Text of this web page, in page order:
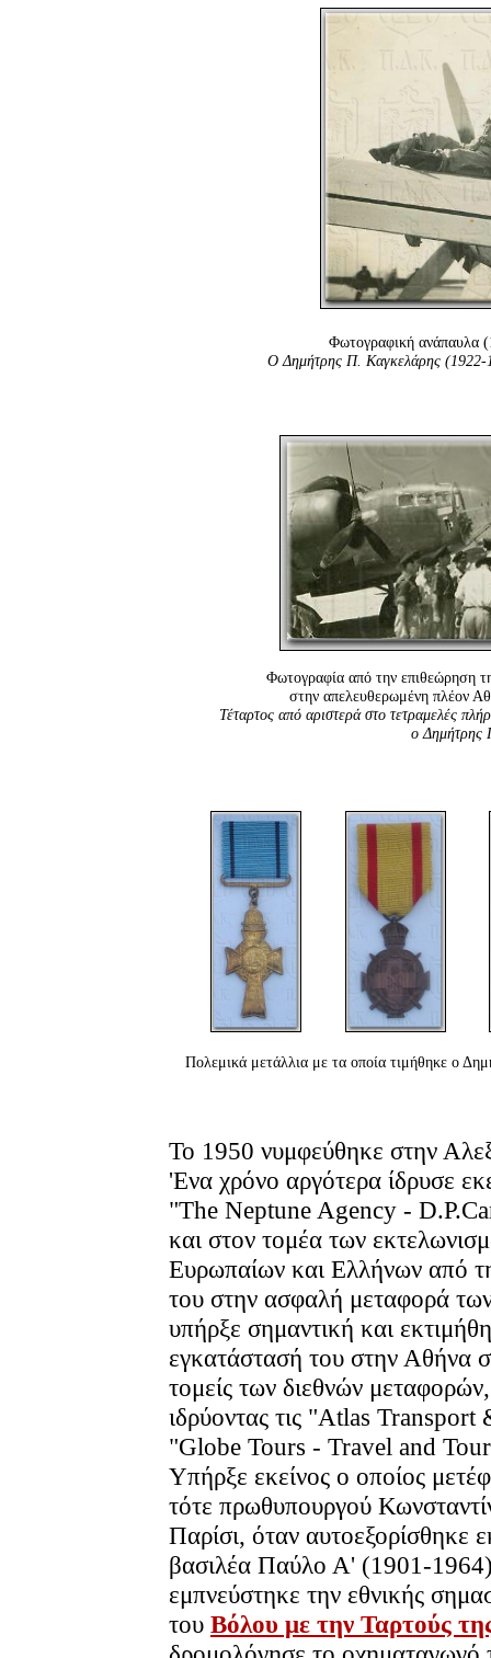
Φωτογραφική ανάπαυλα
Ο Δημήτρης Π. Καγκελάρης (1922-
Φωτογραφία από την
στην απελευθερωμένη πλέον
Τέταρτος από αριστερά στο τετραμελές
ο Δημήτρης
Πολεμικά μετάλλια με τα οποία τιμήθηκε ο
Το 1950 νυμφεύθηκε στην
'Ενα χρόνο αργότερα ίδρυσε
"The Neptune Agency -
και στον τομέα των
Ευρωπαίων και Ελλήνων από
του στην ασφαλή μεταφορά
υπήρξε σημαντική και
εγκατάστασή του στην Αθήνα
τομείς των διεθνών
ιδρύοντας τις "Atlas
"Globe Tours - Travel and
Υπήρξε εκείνος ο οποίος
τότε πρωθυπουργού
Παρίσι, όταν αυτοεξορίσθηκε
βασιλέα Παύλο Α' (1901-
εμπνεύστηκε την εθνικής
του Βόλου με την Ταρτούς